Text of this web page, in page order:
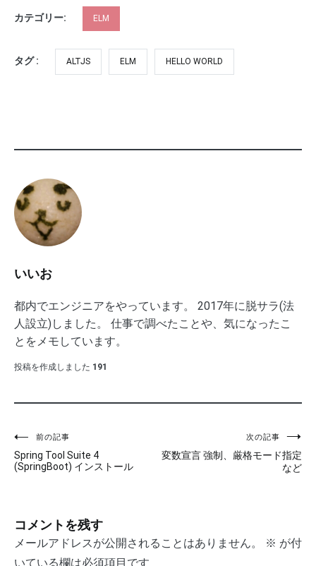
カテゴリー: ELM
タグ : ALTJS ELM HELLO WORLD
いいお
都内でエンジニアをやっています。 2017年に脱サラ(法
人設立)しました。 仕事で調べたことや、気になったこ
とをメモしています。
投稿を作成しました 191
投
稿
ビ
ゲ
前の記事
Spring Tool Suite 4
(SpringBoot) インストール
次の記事
変数宣言 強制、厳格モード指定
など
コメントを残す
メールアドレスが公開されることはありません。 ※ が付
いている欄は必須項目です